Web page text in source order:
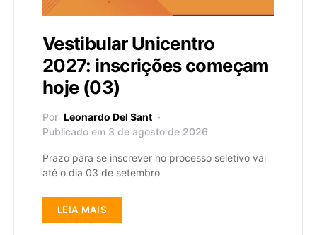
Vestibular Unicentro
2027: inscrições começam
hoje (03)
Por Leonardo Del Sant
Publicado em 3 de agosto de 2026
Prazo para se inscrever no processo seletivo vai
até o dia 03 de setembro
LEIA MAIS